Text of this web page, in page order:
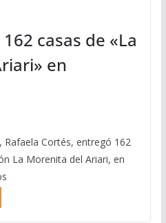
casas de «La
en
Cortés, entregó 162
La Morenita del Ariari, en